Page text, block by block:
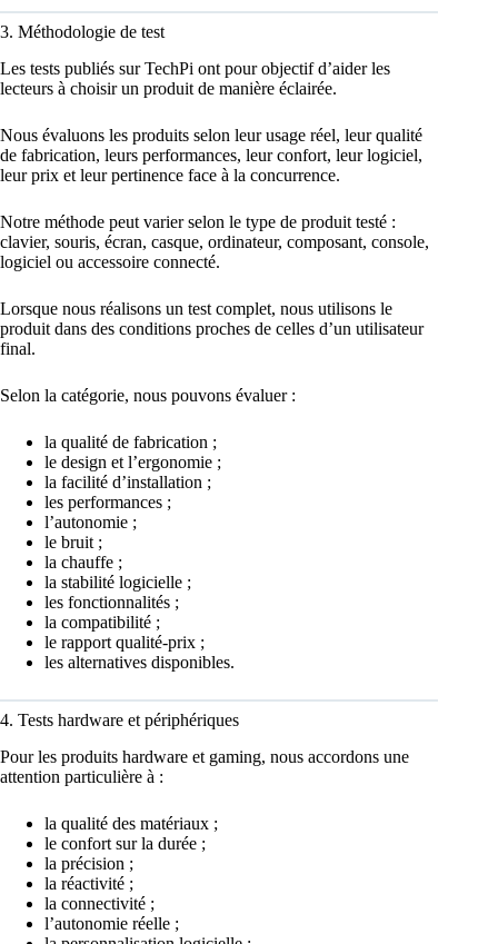
3. Méthodologie de test
Les tests publiés sur TechPi ont pour objectif d’aider les
lecteurs à choisir un produit de manière éclairée.
Nous évaluons les produits selon leur usage réel, leur qualité
de fabrication, leurs performances, leur confort, leur logiciel,
leur prix et leur pertinence face à la concurrence.
Notre méthode peut varier selon le type de produit testé :
clavier, souris, écran, casque, ordinateur, composant, console,
logiciel ou accessoire connecté.
Lorsque nous réalisons un test complet, nous utilisons le
produit dans des conditions proches de celles d’un utilisateur
final.
Selon la catégorie, nous pouvons évaluer :
la qualité de fabrication ;
le design et l’ergonomie ;
la facilité d’installation ;
les performances ;
l’autonomie ;
le bruit ;
la chauffe ;
la stabilité logicielle ;
les fonctionnalités ;
la compatibilité ;
le rapport qualité-prix ;
les alternatives disponibles.
4. Tests hardware et périphériques
Pour les produits hardware et gaming, nous accordons une
attention particulière à :
la qualité des matériaux ;
le confort sur la durée ;
la précision ;
la réactivité ;
la connectivité ;
l’autonomie réelle ;